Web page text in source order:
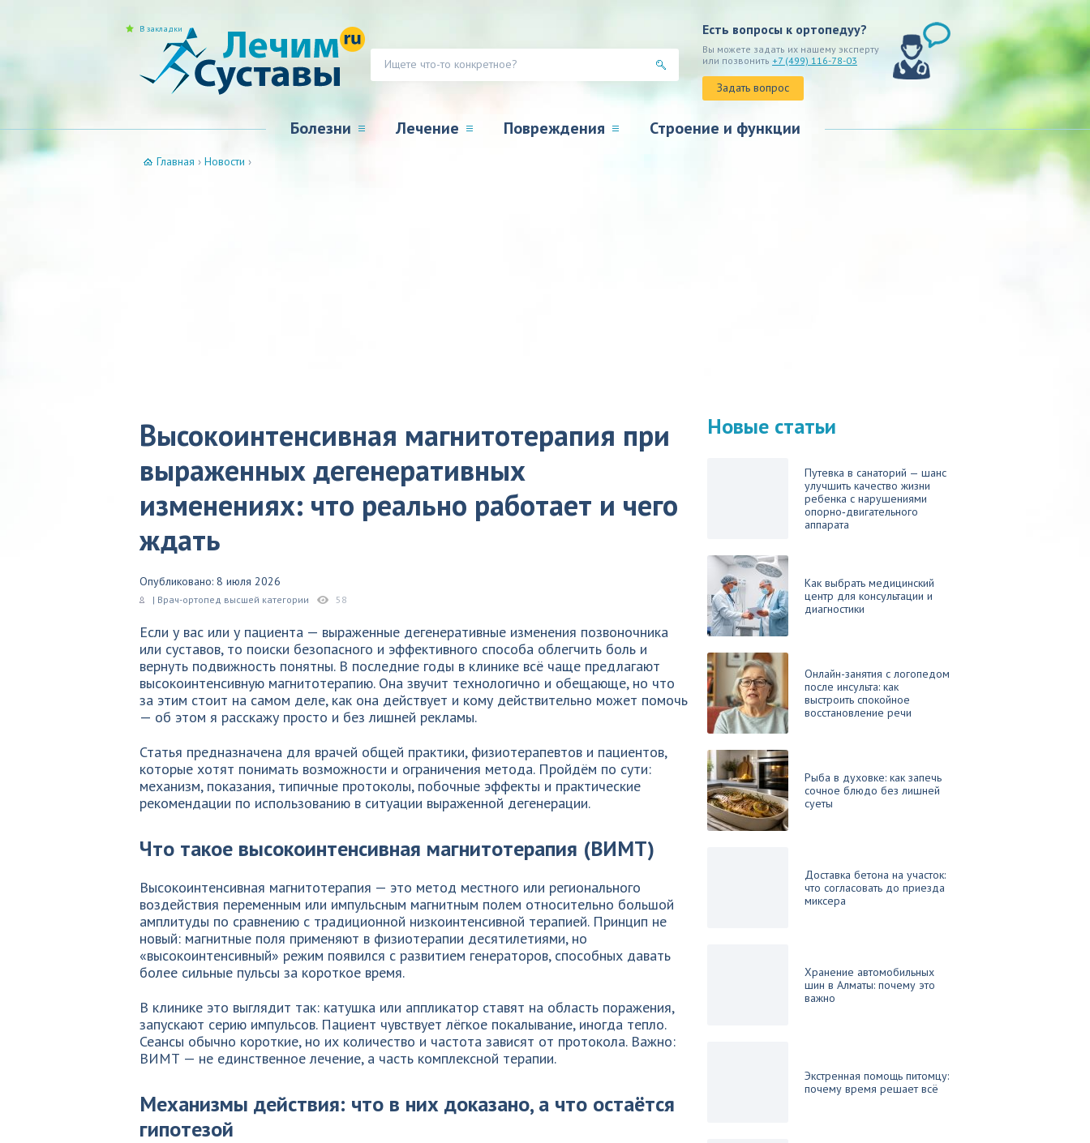
Есть вопросы к ортопедуу?
Вы можете задать их нашему эксперту
или позвонить +7 (499) 116-78-03
Задать вопрос
Болезни Лечение Повреждения Строение и функции
В закладки
Главная › Новости ›
Высокоинтенсивная магнитотерапия при
выраженных дегенеративных
изменениях: что реально работает и чего
ждать
Опубликовано: 8 июля 2026
| Врач-ортопед высшей категории 58
Если у вас или у пациента — выраженные дегенеративные изменения позвоночника
или суставов, то поиски безопасного и эффективного способа облегчить боль и
вернуть подвижность понятны. В последние годы в клинике всё чаще предлагают
высокоинтенсивную магнитотерапию. Она звучит технологично и обещающе, но что
за этим стоит на самом деле, как она действует и кому действительно может помочь
— об этом я расскажу просто и без лишней рекламы.
Статья предназначена для врачей общей практики, физиотерапевтов и пациентов,
которые хотят понимать возможности и ограничения метода. Пройдём по сути:
механизм, показания, типичные протоколы, побочные эффекты и практические
рекомендации по использованию в ситуации выраженной дегенерации.
Что такое высокоинтенсивная магнитотерапия (ВИМТ)
Высокоинтенсивная магнитотерапия — это метод местного или регионального
воздействия переменным или импульсным магнитным полем относительно большой
амплитуды по сравнению с традиционной низкоинтенсивной терапией. Принцип не
новый: магнитные поля применяют в физиотерапии десятилетиями, но
«высокоинтенсивный» режим появился с развитием генераторов, способных давать
более сильные пульсы за короткое время.
В клинике это выглядит так: катушка или аппликатор ставят на область поражения,
запускают серию импульсов. Пациент чувствует лёгкое покалывание, иногда тепло.
Сеансы обычно короткие, но их количество и частота зависят от протокола. Важно:
ВИМТ — не единственное лечение, а часть комплексной терапии.
Механизмы действия: что в них доказано, а что остаётся
гипотезой
Новые статьи
Путевка в санаторий — шанс
улучшить качество жизни
ребенка с нарушениями
опорно‑двигательного
аппарата
Как выбрать медицинский
центр для консультации и
диагностики
Онлайн-занятия с логопедом
после инсульта: как
выстроить спокойное
восстановление речи
Рыба в духовке: как запечь
сочное блюдо без лишней
суеты
Доставка бетона на участок:
что согласовать до приезда
миксера
Хранение автомобильных
шин в Алматы: почему это
важно
Экстренная помощь питомцу:
почему время решает всё